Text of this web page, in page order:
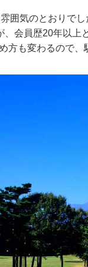
囲気のとおりで
、会員歴20年以上
方も変わるので、